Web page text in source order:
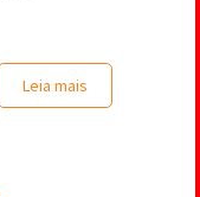
Leia mais